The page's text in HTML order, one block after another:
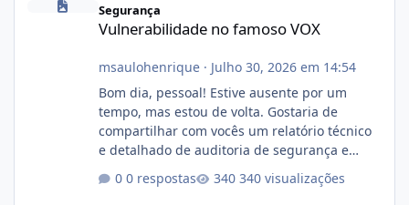
Segurança
Vulnerabilidade no famoso VOX
msaulohenrique· Julho 30, 2026 em 14:54
Bom dia, pessoal! Estive ausente por um
tempo, mas estou de volta. Gostaria de
compartilhar com vocês um relatório técnico
e detalhado de auditoria de segurança e
atualmente em circulação e comercialização
0 respostas 340 visualizações